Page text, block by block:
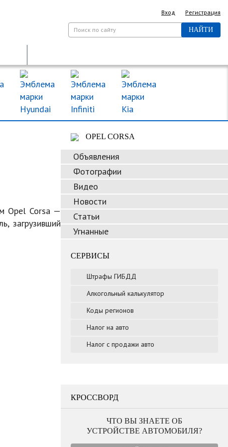
Вход Регистрация
НАЙТИ
Opel Corsa —
загрузивший
OPEL CORSA
Объявления
Фотографии
Видео
Новости
Статьи
Угнанные
СЕРВИСЫ
Штрафы ГИБДД
Алкогольный калькулятор
Коды регионов
Налог на авто
Налог с продажи авто
КРОССВОРД
ЧТО ВЫ ЗНАЕТЕ ОБ
УСТРОЙСТВЕ АВТОМОБИЛЯ?